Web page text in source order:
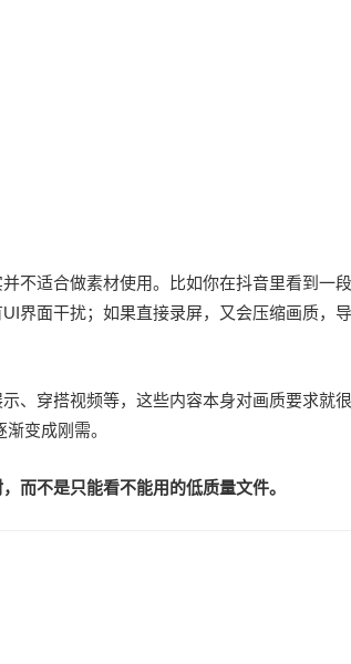
不适合做素材使用。比如你在抖音里看到一
界面干扰；如果直接录屏，又会压缩画质，
、穿搭视频等，这些内容本身对画质要求就很
变成刚需。
而不是只能看不能用的低质量文件。